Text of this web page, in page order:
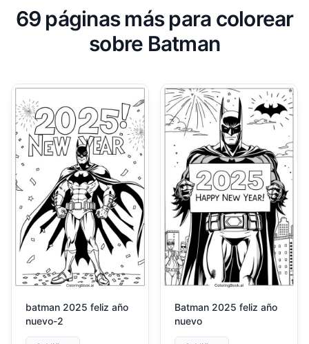
69 páginas más para colorear
sobre Batman
batman 2025 feliz año
nuevo-2
Batman 2025 feliz año
nuevo